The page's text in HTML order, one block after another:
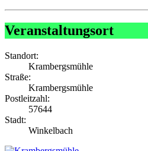
Veranstaltungsort
Standort:
Krambergsmühle
Straße:
Krambergsmühle
Postleitzahl:
57644
Stadt:
Winkelbach